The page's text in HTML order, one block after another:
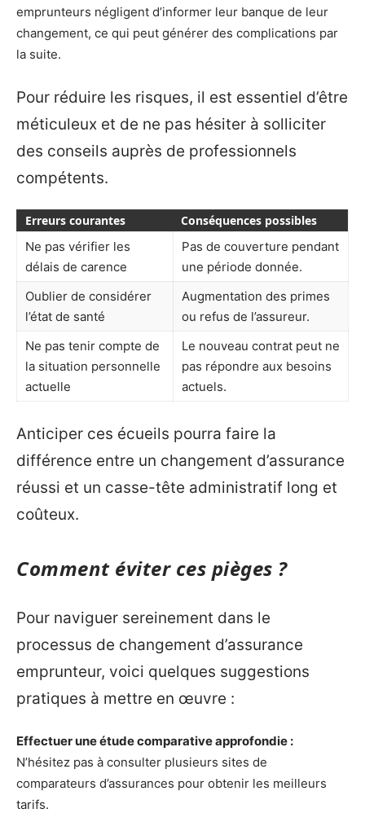
emprunteurs négligent d’informer leur banque de leur
changement, ce qui peut générer des complications par
la suite.
Pour réduire les risques, il est essentiel d’être
méticuleux et de ne pas hésiter à solliciter
des conseils auprès de professionnels
compétents.
Erreurs courantes
Conséquences possibles
Ne pas vérifier les
délais de carence
Pas de couverture pendant
une période donnée.
Oublier de considérer
l’état de santé
Augmentation des primes
ou refus de l’assureur.
Ne pas tenir compte de
la situation personnelle
actuelle
Le nouveau contrat peut ne
pas répondre aux besoins
actuels.
Anticiper ces écueils pourra faire la
différence entre un changement d’assurance
réussi et un casse-tête administratif long et
coûteux.
Comment éviter ces pièges ?
Pour naviguer sereinement dans le
processus de changement d’assurance
emprunteur, voici quelques suggestions
pratiques à mettre en œuvre :
Effectuer une étude comparative approfondie :
N’hésitez pas à consulter plusieurs sites de
comparateurs d’assurances pour obtenir les meilleurs
tarifs.